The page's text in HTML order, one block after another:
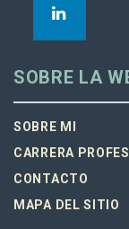
SOBRE LA
SOBRE MI
CARRERA
CONTACTO
MAPA DEL SITIO